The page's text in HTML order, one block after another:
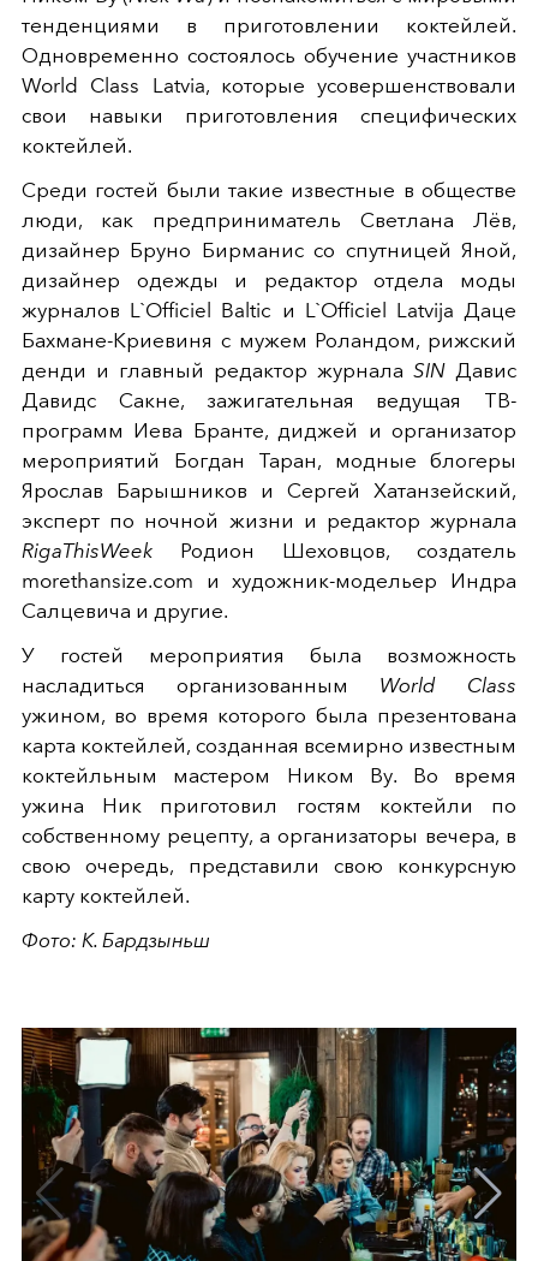
тенденциями в приготовлении коктейлей.
Одновременно состоялось обучение участников
World Class Latvia, которые усовершенствовали
свои навыки приготовления специфических
коктейлей.
Среди гостей были такие известные в обществе
люди, как предприниматель Светлана Лёв,
дизайнер Бруно Бирманис со спутницей Яной,
дизайнер одежды и редактор отдела моды
журналов L`Officiel Baltic и L`Officiel Latvija Даце
Бахмане-Криевиня с мужем Роландом, рижский
денди и главный редактор журнала SIN Давис
Давидс Сакне, зажигательная ведущая ТВ-
программ Иева Бранте, диджей и организатор
мероприятий Богдан Таран, модные блогеры
Ярослав Барышников и Сергей Хатанзейский,
эксперт по ночной жизни и редактор журнала
RigaThisWeek Родион Шеховцов, создатель
morethansize.com и художник-модельер Индра
Салцевича и другие.
У гостей мероприятия была возможность
насладиться организованным World Class
ужином, во время которого была презентована
карта коктейлей, созданная всемирно известным
коктейльным мастером Ником Ву. Во время
ужина Ник приготовил гостям коктейли по
собственному рецепту, а организаторы вечера, в
свою очередь, представили свою конкурсную
карту коктейлей.
Фото: K. Бардзыньш